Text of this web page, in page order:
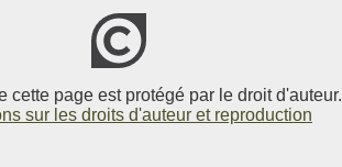
cette page est protégé par le droit d'auteur.
sur les droits d'auteur et reproduction